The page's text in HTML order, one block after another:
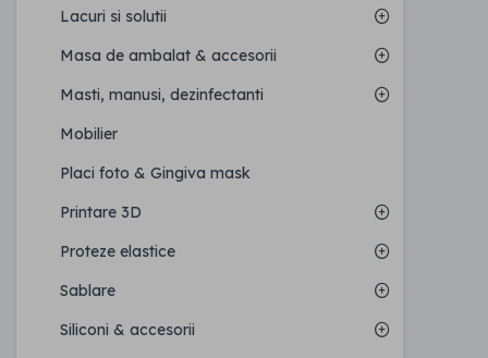
Lacuri si solutii
Masa de ambalat & accesorii
Masti, manusi, dezinfectanti
Mobilier
Placi foto & Gingiva mask
Printare 3D
Proteze elastice
Sablare
Siliconi & accesorii